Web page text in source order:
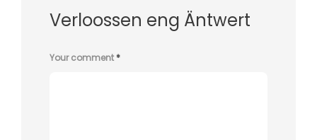
Verloossen eng Äntwert
Your comment*